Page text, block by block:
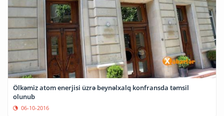
Ölkəmiz atom enerjisi üzrə beynəlxalq konfransda təmsil
olunub
06-10-2016